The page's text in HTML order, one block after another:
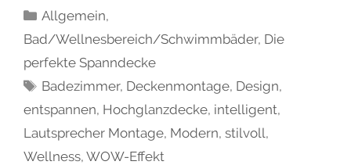
Allgemein,
Bad/Wellnesbereich/Schwimmbäder, Die
perfekte Spanndecke
Badezimmer, Deckenmontage, Design,
entspannen, Hochglanzdecke, intelligent,
Lautsprecher Montage, Modern, stilvoll,
Wellness, WOW-Effekt